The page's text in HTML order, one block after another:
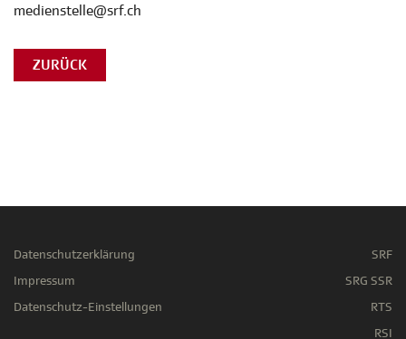
medienstelle@srf.ch
ZURÜCK
Datenschutzerklärung
Impressum
Datenschutz-Einstellungen
SRF
SRG SSR
RTS
RSI